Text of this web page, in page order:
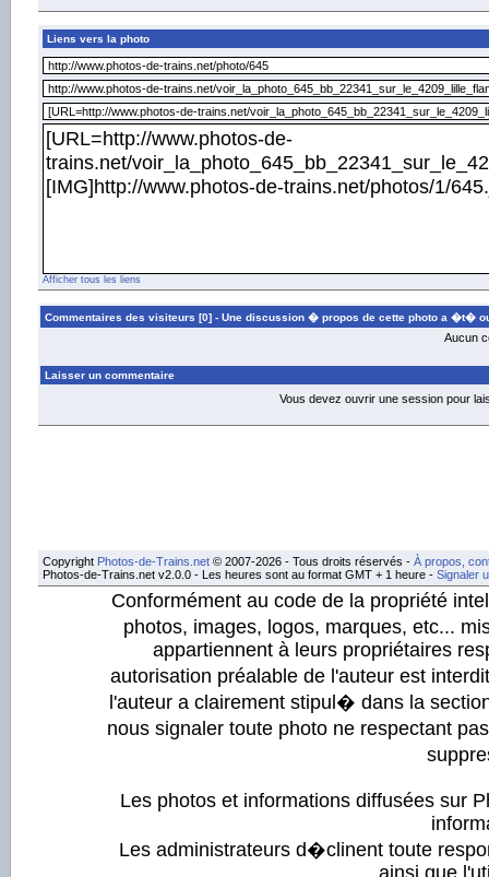
Liens vers la photo
Afficher tous les liens
Commentaires des visiteurs [0] - Une discussion � propos de cette photo a �t�
Aucun
Laisser un commentaire
Vous devez ouvrir une session pour
Copyright Photos-de-Trains.net © 2007-2026 - Tous droits réservés - À propos,
Photos-de-Trains.net v2.0.0 - Les heures sont au format GMT + 1 heure - Signaler
Conformément au code de la propriété
photos, images, logos, marques, etc...
appartiennent à leurs propriétaires
autorisation préalable de l'auteur est
l'auteur a clairement stipul� dans la
nous signaler toute photo ne respectant
Les photos et informations diffusées sur
Les administrateurs d�clinent toute
ainsi que